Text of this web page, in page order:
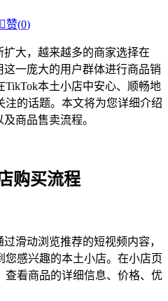
赞(0)
大，越来越多的商家选择在
一庞大的用户群体进行商品销
本土小店中安心、顺畅地
注的话题。本文将为您详细介绍
商品售卖流程。
购买流程
滑动浏览推荐的短视频内容，
您感兴趣的本土小店。在小店页
查看商品的详细信息、价格、优